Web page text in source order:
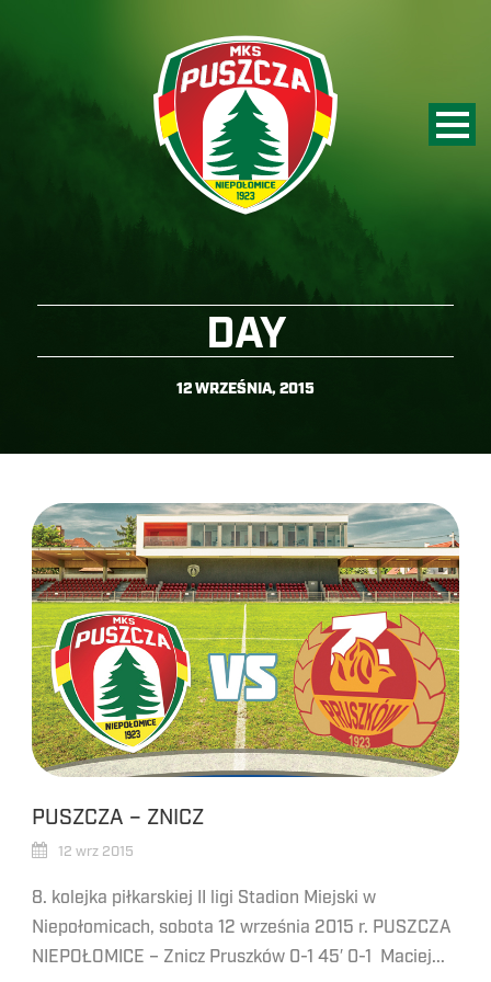
DAY
12 WRZEŚNIA, 2015
PUSZCZA – ZNICZ
12 wrz 2015
8. kolejka piłkarskiej II ligi Stadion Miejski w
Niepołomicach, sobota 12 września 2015 r. PUSZCZA
NIEPOŁOMICE – Znicz Pruszków 0-1 45′ 0-1 Maciej...